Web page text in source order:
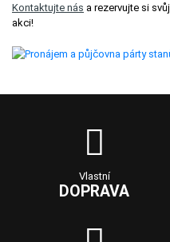
Kontaktujte nás a rezervujte si svůj
akci!
Vlastní
DOPRAVA